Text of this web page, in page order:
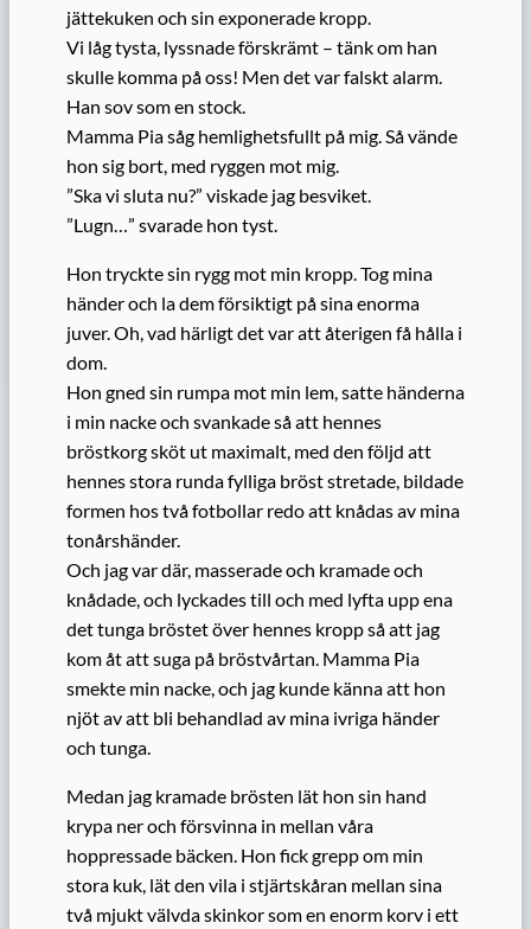
jättekuken och sin exponerade kropp.
Vi låg tysta, lyssnade förskrämt – tänk om han
skulle komma på oss! Men det var falskt alarm.
Han sov som en stock.
Mamma Pia såg hemlighetsfullt på mig. Så vände
hon sig bort, med ryggen mot mig.
”Ska vi sluta nu?” viskade jag besviket.
”Lugn…” svarade hon tyst.
Hon tryckte sin rygg mot min kropp. Tog mina
händer och la dem försiktigt på sina enorma
juver. Oh, vad härligt det var att återigen få hålla i
dom.
Hon gned sin rumpa mot min lem, satte händerna
i min nacke och svankade så att hennes
bröstkorg sköt ut maximalt, med den följd att
hennes stora runda fylliga bröst stretade, bildade
formen hos två fotbollar redo att knådas av mina
tonårshänder.
Och jag var där, masserade och kramade och
knådade, och lyckades till och med lyfta upp ena
det tunga bröstet över hennes kropp så att jag
kom åt att suga på bröstvårtan. Mamma Pia
smekte min nacke, och jag kunde känna att hon
njöt av att bli behandlad av mina ivriga händer
och tunga.
Medan jag kramade brösten lät hon sin hand
krypa ner och försvinna in mellan våra
hoppressade bäcken. Hon fick grepp om min
stora kuk, lät den vila i stjärtskåran mellan sina
två mjukt välvda skinkor som en enorm korv i ett